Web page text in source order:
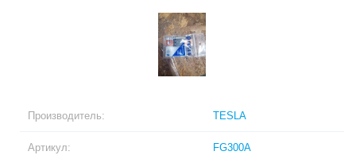
Производитель: TESLA
Артикул: FG300A